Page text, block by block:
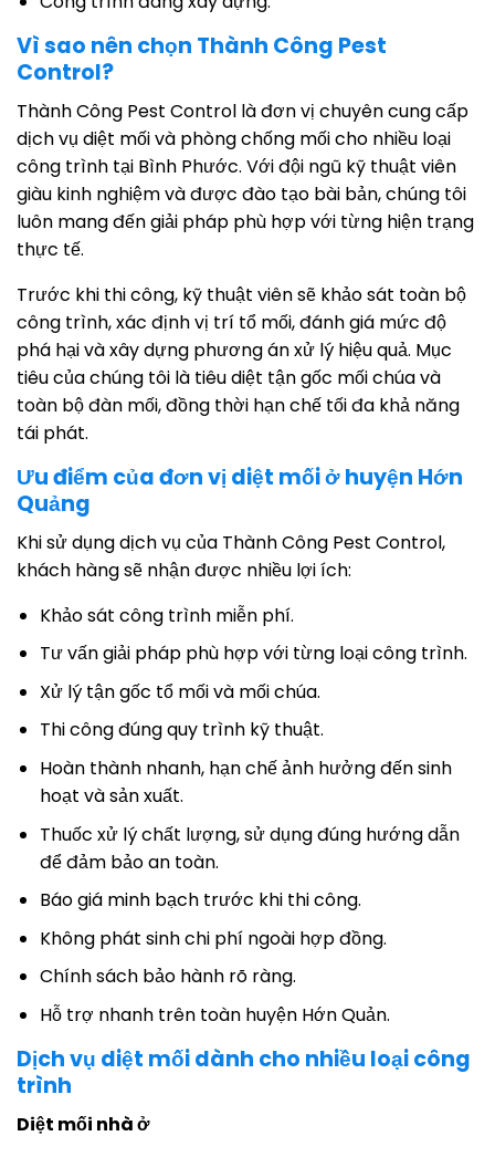
Vì sao nên chọn Thành Công Pest
Control?
Thành Công Pest Control là đơn vị chuyên cung cấp
dịch vụ diệt mối và phòng chống mối cho nhiều loại
công trình tại Bình Phước. Với đội ngũ kỹ thuật viên
giàu kinh nghiệm và được đào tạo bài bản, chúng tôi
luôn mang đến giải pháp phù hợp với từng hiện trạng
thực tế.
Trước khi thi công, kỹ thuật viên sẽ khảo sát toàn bộ
công trình, xác định vị trí tổ mối, đánh giá mức độ
phá hại và xây dựng phương án xử lý hiệu quả. Mục
tiêu của chúng tôi là tiêu diệt tận gốc mối chúa và
toàn bộ đàn mối, đồng thời hạn chế tối đa khả năng
tái phát.
Ưu điểm của đơn vị diệt mối ở huyện Hớn
Quảng
Khi sử dụng dịch vụ của Thành Công Pest Control,
khách hàng sẽ nhận được nhiều lợi ích:
Khảo sát công trình miễn phí.
Tư vấn giải pháp phù hợp với từng loại công trình.
Xử lý tận gốc tổ mối và mối chúa.
Thi công đúng quy trình kỹ thuật.
Hoàn thành nhanh, hạn chế ảnh hưởng đến sinh
hoạt và sản xuất.
Thuốc xử lý chất lượng, sử dụng đúng hướng dẫn
để đảm bảo an toàn.
Báo giá minh bạch trước khi thi công.
Không phát sinh chi phí ngoài hợp đồng.
Chính sách bảo hành rõ ràng.
Hỗ trợ nhanh trên toàn huyện Hớn Quản.
Dịch vụ diệt mối dành cho nhiều loại công
trình
Diệt mối nhà ở